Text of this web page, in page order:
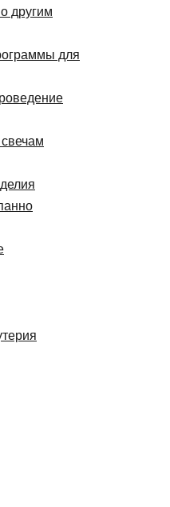
другим
для